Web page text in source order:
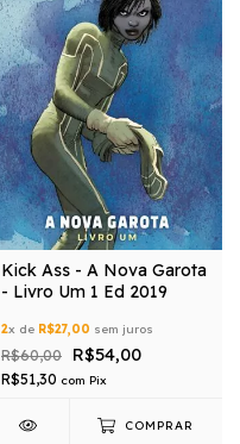
Kick Ass - A Nova Garota
- Livro Um 1 Ed 2019
2x de R$27,00 sem juros
R$60,00 R$54,00
R$51,30 com Pix
COMPRAR